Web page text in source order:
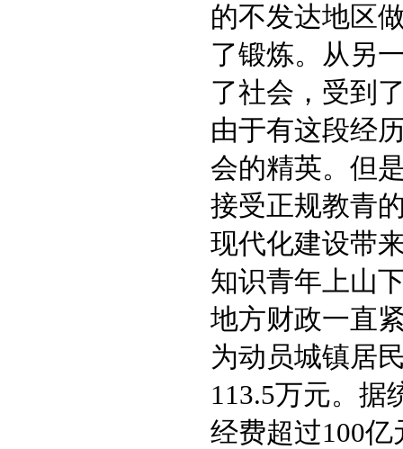
的不发达地区
了锻炼。从另
了社会，受到
由于有这段经
会的精英。但
接受正规教青
现代化建设带
知识青年上山
地方财政一直
为动员城镇居
113.5万元。据
经费超过100